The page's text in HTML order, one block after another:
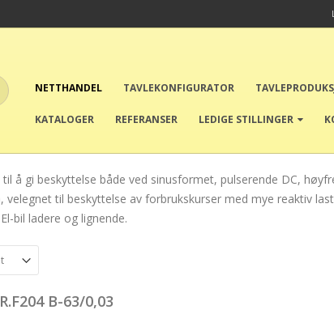
NETTHANDEL TAVLEKONFIGURATOR
KATALOGER REFERANSER LEDIGE STILLINGER
å gi beskyttelse både ved sinusformet, pulserende DC,
velegnet til beskyttelse av forbrukskurser med mye reaktiv
bil ladere og lignende.
B-63/0,03